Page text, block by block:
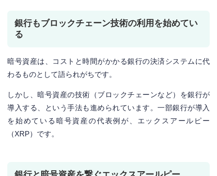
銀行もブロックチェーン技術の利用を始めてい
る
暗号資産は、コストと時間がかかる銀行の決済システムに代
わるものとして語られがちです。
しかし、暗号資産の技術（ブロックチェーンなど）を銀行が
導入する、という手法も進められています。一部銀行が導入
を始めている暗号資産の代表例が、エックスアールピー
（XRP）です。